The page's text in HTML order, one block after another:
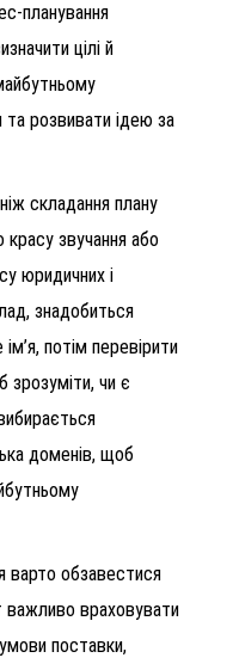
планування
цілі й
розвивати ідею за
складання плану
красу звучання або
юридичних і
знадобиться
потім перевірити
зрозуміти, чи є
доменів, щоб
варто обзавестися
важливо враховувати
поставки,